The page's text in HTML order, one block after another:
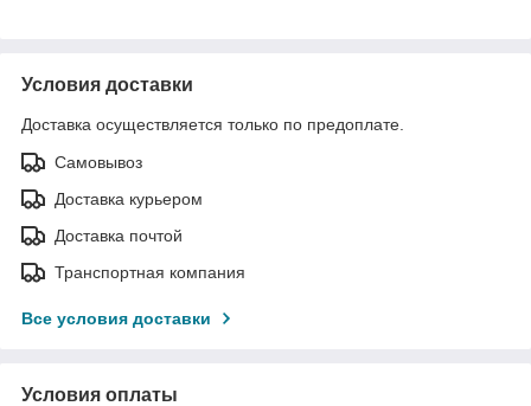
Условия доставки
Доставка осуществляется только по предоплате.
Самовывоз
Доставка курьером
Доставка почтой
Транспортная компания
Все условия доставки
Условия оплаты